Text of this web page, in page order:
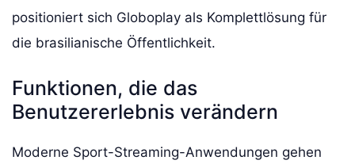
positioniert sich Globoplay als Komplettlösung für
die brasilianische Öffentlichkeit.
Funktionen, die das
Benutzererlebnis verändern
Moderne Sport-Streaming-Anwendungen gehen